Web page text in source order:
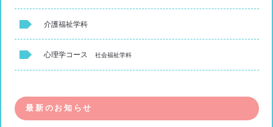
介護福祉学科
心理学コース 社会福祉学科
最新のお知らせ